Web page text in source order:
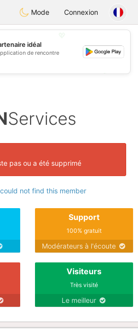
Handi Space
Mode Connexion
💕
idéal
de rencontre
Services
pas ou a été supprimé
not find this member
Support
100% gratuit
Modérateurs à l'écoute
Visiteurs
Très visité
Le meilleur